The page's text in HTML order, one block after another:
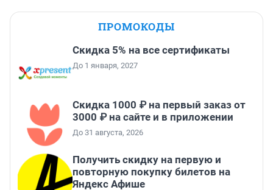
ПРОМОКОДЫ
Скидка 5% на все сертификаты
До 1 января, 2027
Скидка 1000 ₽ на первый заказ от
3000 ₽ на сайте и в приложении
До 31 августа, 2026
Получить скидку на первую и
повторную покупку билетов на
Яндекс Афише